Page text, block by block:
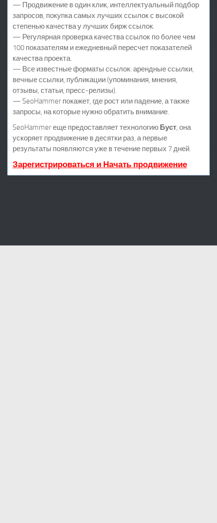
— Продвижение в один клик, интеллектуальный подбор
запросов, покупка самых лучших ссылок с высокой
степенью качества у лучших бирж ссылок.
— Регулярная проверка качества ссылок по более чем
100 показателям и ежедневный пересчет показателей
качества проекта.
— Все известные форматы ссылок: арендные ссылки,
вечные ссылки, публикации (упоминания, мнения,
отзывы, статьи, пресс-релизы).
— SeoHammer покажет, где рост или падение, а также
запросы, на которые нужно обратить внимание.
SeoHammer еще предоставляет технологию Буст, она
ускоряет продвижение в десятки раз, а первые
результаты появляются уже в течение первых 7 дней.
Зарегистрироваться и Начать продвижение